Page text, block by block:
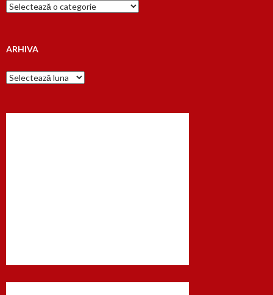
Cauta
dupa…
ARHIVA
Arhiva